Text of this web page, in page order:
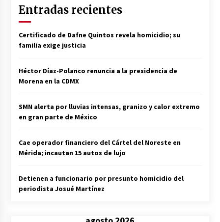
Entradas recientes
Certificado de Dafne Quintos revela homicidio; su
familia exige justicia
Héctor Díaz-Polanco renuncia a la presidencia de
Morena en la CDMX
SMN alerta por lluvias intensas, granizo y calor extremo
en gran parte de México
Cae operador financiero del Cártel del Noreste en
Mérida; incautan 15 autos de lujo
Detienen a funcionario por presunto homicidio del
periodista Josué Martínez